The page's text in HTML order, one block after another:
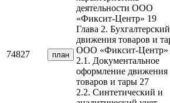
74827 план
деятельности ООО
«Фиксит-Центр» 19
Глава 2.
движения товаров и
ООО «Фиксит-Центр»
2.1. Документальное
оформление движения
товаров и тары 27
2.2. Синтетический и